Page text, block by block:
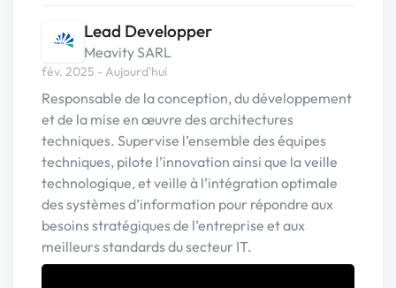
Lead Developper
Meavity SARL
fév. 2025 - Aujourd'hui
Responsable de la conception, du développement
et de la mise en œuvre des architectures
techniques. Supervise l’ensemble des équipes
techniques, pilote l’innovation ainsi que la veille
technologique, et veille à l’intégration optimale
des systèmes d’information pour répondre aux
besoins stratégiques de l’entreprise et aux
meilleurs standards du secteur IT.